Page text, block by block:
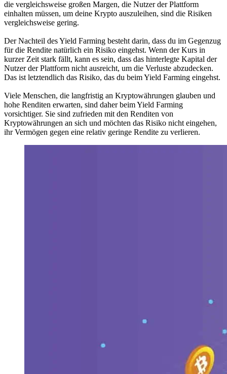
die vergleichsweise großen Margen, die Nutzer der Plattform
einhalten müssen, um deine Krypto auszuleihen, sind die Risiken
vergleichsweise gering.
Der Nachteil des Yield Farming besteht darin, dass du im Gegenzug
für die Rendite natürlich ein Risiko eingehst. Wenn der Kurs in
kurzer Zeit stark fällt, kann es sein, dass das hinterlegte Kapital der
Nutzer der Plattform nicht ausreicht, um die Verluste abzudecken.
Das ist letztendlich das Risiko, das du beim Yield Farming eingehst.
Viele Menschen, die langfristig an Kryptowährungen glauben und
hohe Renditen erwarten, sind daher beim Yield Farming
vorsichtiger. Sie sind zufrieden mit den Renditen von
Kryptowährungen an sich und möchten das Risiko nicht eingehen,
ihr Vermögen gegen eine relativ geringe Rendite zu verlieren.